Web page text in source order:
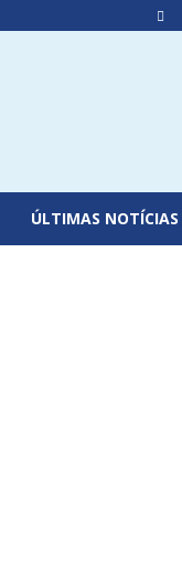
ÚLTIMAS NOTÍCIAS